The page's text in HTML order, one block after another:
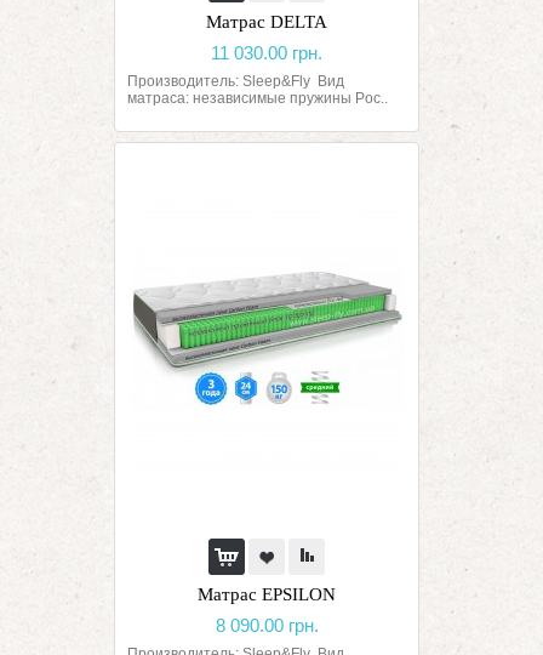
Матрас DELTA
11 030.00 грн.
Производитель: Sleep&Fly Вид
матраса: независимые пружины Poc..
Матрас EPSILON
8 090.00 грн.